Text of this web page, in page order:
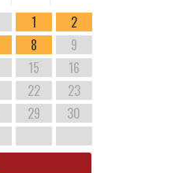
1
2
8
9
15
16
22
23
29
30